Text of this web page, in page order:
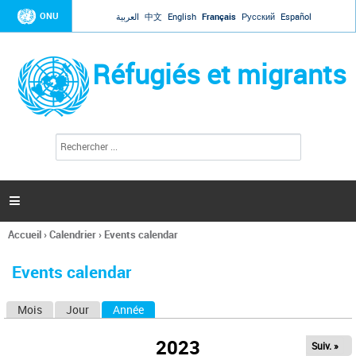
Jump to navigation
ONU العربية 中文 English Français Русский Español
Réfugiés et migrants
l
c
h
e

Vous
ici
Accueil›Calendrier› Events calendar
Events calendar
Mois Jour Année
2023 Suiv. »